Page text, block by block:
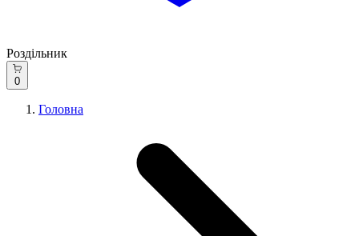
Роздільник
0
Головна